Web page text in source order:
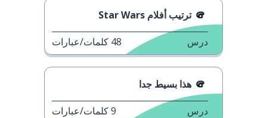
ترتيب أفلام Star Wars
درس 48 كلمات/عبارات
هذا بسيط جدا
درس 9كلمات/عبارات